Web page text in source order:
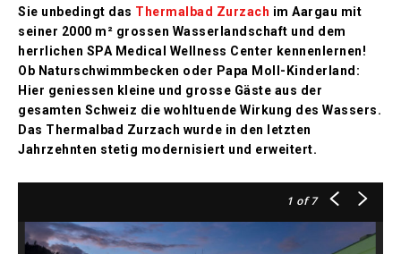
Sie unbedingt das Thermalbad Zurzach im Aargau mit
seiner 2000 m² grossen Wasserlandschaft und dem
herrlichen SPA Medical Wellness Center kennenlernen!
Ob Naturschwimmbecken oder Papa Moll-Kinderland:
Hier geniessen kleine und grosse Gäste aus der
gesamten Schweiz die wohltuende Wirkung des Wassers.
Das Thermalbad Zurzach wurde in den letzten
Jahrzehnten stetig modernisiert und erweitert.
1 of 7